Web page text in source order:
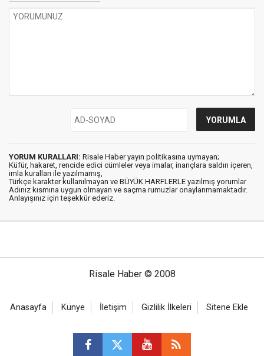
YORUM KURALLARI: Risale Haber yayın politikasına uymayan;
Küfür, hakaret, rencide edici cümleler veya imalar, inançlara saldırı içeren,
imla kuralları ile yazılmamış,
Türkçe karakter kullanılmayan ve BÜYÜK HARFLERLE yazılmış yorumlar
Adınız kısmına uygun olmayan ve saçma rumuzlar onaylanmamaktadır.
Anlayışınız için teşekkür ederiz.
Risale Haber © 2008
Anasayfa Künye İletişim Gizlilik İlkeleri Sitene Ekle